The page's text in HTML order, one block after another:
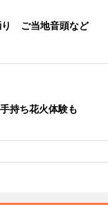
り ご当地音頭など
持ち花火体験も